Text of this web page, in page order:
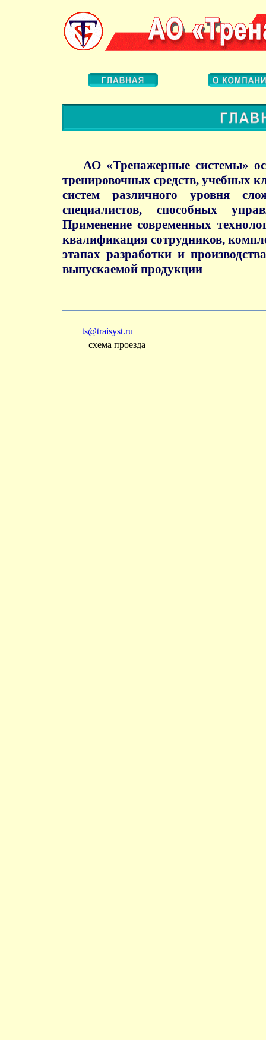
АО «Тренажерные системы»
тренировочных средств, учебных
систем различного уровня
специалистов, способных
Применение современных
квалификация сотрудников,
этапах разработки и
выпускаемой продукции
ts@traisyst.ru
| схема проезда